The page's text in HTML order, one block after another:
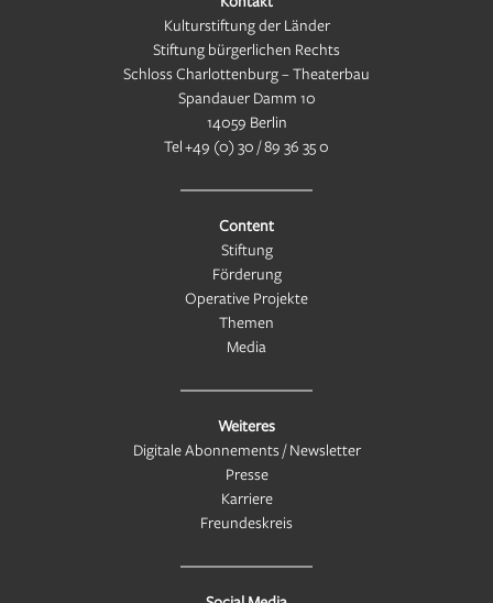
Kulturstiftung der Länder
Stiftung bürgerlichen Rechts
Schloss Charlottenburg – Theaterbau
Spandauer Damm 10
14059 Berlin
Tel+49 (0) 30 / 89 36 35 0
Content
Stiftung
Förderung
Operative Projekte
Themen
Media
Weiteres
Digitale Abonnements / Newsletter
Presse
Karriere
Freundeskreis